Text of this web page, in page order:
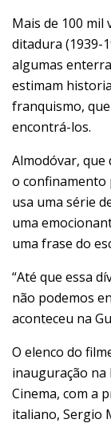
Mais de 100 mil
ditadura (1939-
algumas
estimam
franquismo,
encontrá-los.
Almodóvar,
o confinamento
usa uma série
uma
uma frase do
“Até que essa
não podemos
aconteceu na
O elenco do
inauguração na
Cinema, com a
italiano, Sergio